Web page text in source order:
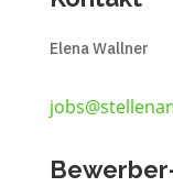
Elena Wallner